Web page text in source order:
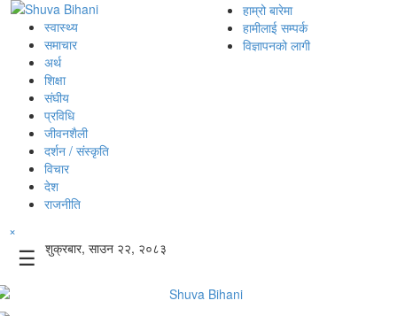
स्वास्थ्य
समाचार
अर्थ
शिक्षा
संघीय
प्रविधि
जीवनशैली
दर्शन / संस्कृति
विचार
देश
राजनीति
×
☰ शुक्रबार, साउन २२, २०८३
हाम्रो बारेमा
हामीलाई सम्पर्क
विज्ञापनको लागी